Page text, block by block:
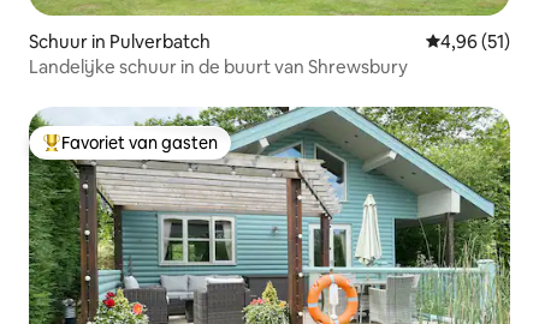
Schuur in Pulverbatch Gemiddelde
4,96 (51)
Landelijke schuur in de buurt van Shrewsbury
Topfavoriet van gasten
Favoriet van gasten